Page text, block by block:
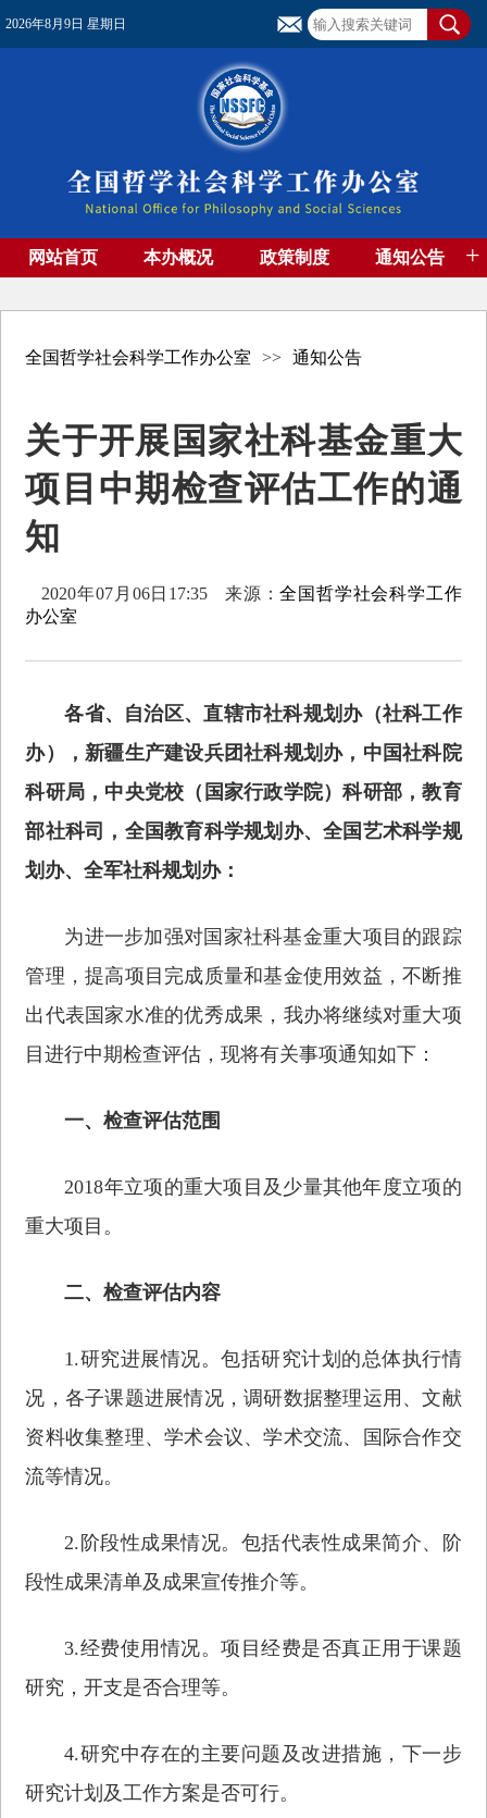
2026年8月9日 星期日
网站首页 本办概况 政策制度 通知公告 +
全国哲学社会科学工作办公室 >> 通知公告
关于开展国家社科基金重大
项目中期检查评估工作的通
知
2020年07月06日17:35 来源：全国哲学社会科学工作
办公室
各省、自治区、直辖市社科规划办（社科工作
办），新疆生产建设兵团社科规划办，中国社科院
科研局，中央党校（国家行政学院）科研部，教育
部社科司，全国教育科学规划办、全国艺术科学规
划办、全军社科规划办：
为进一步加强对国家社科基金重大项目的跟踪
管理，提高项目完成质量和基金使用效益，不断推
出代表国家水准的优秀成果，我办将继续对重大项
目进行中期检查评估，现将有关事项通知如下：
一、检查评估范围
2018年立项的重大项目及少量其他年度立项的
重大项目。
二、检查评估内容
1.研究进展情况。包括研究计划的总体执行情
况，各子课题进展情况，调研数据整理运用、文献
资料收集整理、学术会议、学术交流、国际合作交
流等情况。
2.阶段性成果情况。包括代表性成果简介、阶
段性成果清单及成果宣传推介等。
3.经费使用情况。项目经费是否真正用于课题
研究，开支是否合理等。
4.研究中存在的主要问题及改进措施，下一步
研究计划及工作方案是否可行。